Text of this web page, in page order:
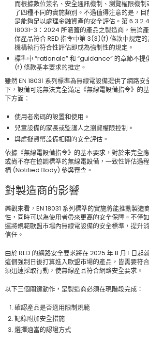
而根據數位簽名、安全通訊機制、瀏覽權限機
了四種不同的實施類別。不過值得注意的是，
是能夠足以處理金融資產的安全評估。第
18031-3：2024 所涵蓋的產品之製造商，無論
保產品符合 RED 指令中第 3(3)(f) 條款中規定
機構執行符合性評估即成為強制性的規定。
標準中 “rationale” 和 “guidance” 的章節不提
(f) 條款基本要求的推定。
雖然 EN 18031 系列標準為無線電設備提供了網路
下，設備可能無法完全滿足《無線電設備指令》的
下方面：
使用者密碼的設置和使用。
兒童設備的家長或監護人之瀏覽權限控制。
與虛擬貨幣設備相關的安全評估。
依據《無線電設備指令》的基本要求，對於未完全
或尚不存在協調標準的無線電設備，一致性評估過
構 (Notified Body) 參與審查。
對製造商的影響
樂觀來看，EN 18031 系列標準的實施將能推動製造
性，同時可以為使用者帶來更高的安全保障。不僅
還將規範歐盟市場內無線電設備的安全標準，提升
信任。
由於 RED 的網路安全要求將在 2025 年 8 月 1 日起
這個強制日後打算進入歐盟市場的產品，皆需要符
須迅速採取行動，使無線產品符合網路安全要求。
以下三個關鍵動作，是製造商必須在現階段完成：
確認產品是否適用限制規範
記錄附加安全措施
選擇適當的認證方式